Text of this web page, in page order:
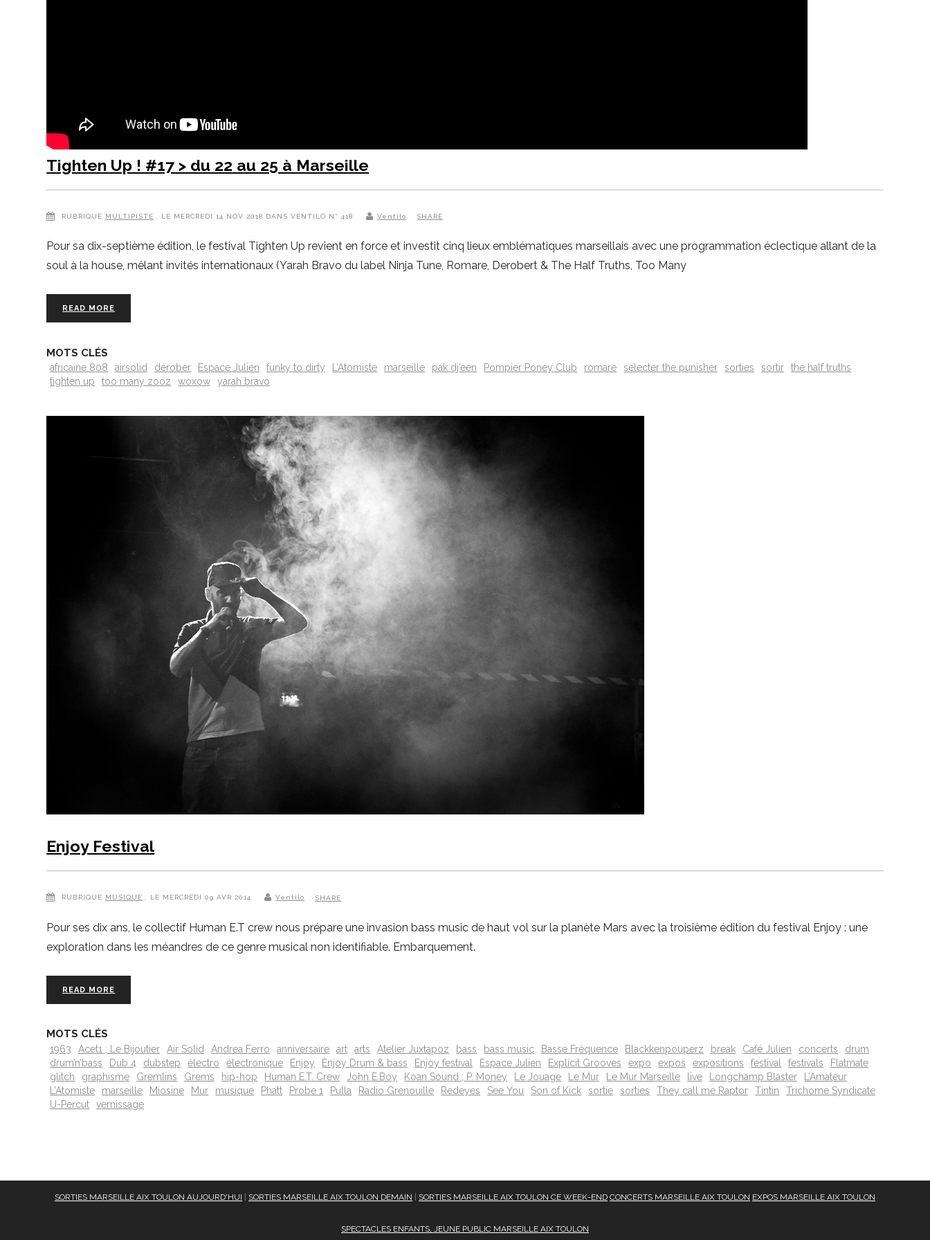
Tighten Up ! #17 > du 22 au 25 à Marseille
RUBRIQUE MULTIPISTE , LE MERCREDI 14 NOV 2018 DANS VENTILO N° 418 Ventilo SHARE
Pour sa dix-septième édition, le festival Tighten Up revient en force et investit cinq lieux emblématiques marseillais avec une programmation éclectique allant de la
soul à la house, mêlant invités internationaux (Yarah Bravo du label Ninja Tune, Romare, Derobert & The Half Truths, Too Many
READ MORE
MOTS CLÉS
africaine 808 airsolid dérober Espace Julien funky to dirty L’Atomiste marseille pak dj’een Pompier Poney Club romare selecter the punisher sorties sortir
the half truths
tighten up
too many zooz woxow yarah bravo
Enjoy Festival
RUBRIQUE MUSIQUE , LE MERCREDI 09 AVR 2014 Ventilo SHARE
Pour ses dix ans, le collectif Human E.T crew nous prépare une invasion bass music de haut vol sur la planète Mars avec la troisième édition du festival Enjoy : une
exploration dans les méandres de ce genre musical non identifiable. Embarquement.
READ MORE
MOTS CLÉS
1963 Acet1 ; Le Bijoutier Air Solid Andrea Ferro anniversaire art arts Atelier Juxtapoz bass bass music Basse Fréquence Blackkenpouperz break Café Julien concerts
drum
drum’n’bass
Dub 4 dubstep électro électronique Enjoy Enjoy Drum & bass Enjoy festival Espace Julien Explicit Grooves expo expos expositions festival festivals
Flatmate
glitch
graphisme Gremlins Grems hip-hop Human E.T. Crew John E.Boy Koan Sound ; P. Money Le Jouage Le Mur Le Mur Marseille live Longchamp Blaster
L’Amateur
L’Atomiste
marseille Miosine Mur musique Phatt Probe 1 Pulla Radio Grenouille Redeyes See You Son of Kick sortie sorties They call me Raptor Tintin
Trichome Syndicate
U-Percut
vernissage
SORTIES MARSEILLE AIX TOULON AUJOURD'HUI | SORTIES MARSEILLE AIX TOULON DEMAIN | SORTIES MARSEILLE AIX TOULON CE WEEK-END CONCERTS MARSEILLE AIX TOULON EXPOS MARSEILLE AIX TOULON
SPECTACLES ENFANTS, JEUNE PUBLIC MARSEILLE AIX TOULON